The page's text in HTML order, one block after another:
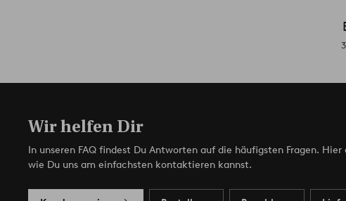
Wir helfen Dir
In unseren FAQ findest Du Antworten auf die häufigsten Fragen. Hier
wie Du uns am einfachsten kontaktieren kannst.